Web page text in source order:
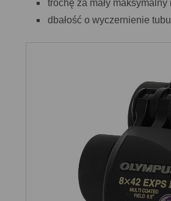
trochę za mały
dbałość o wyczernienie